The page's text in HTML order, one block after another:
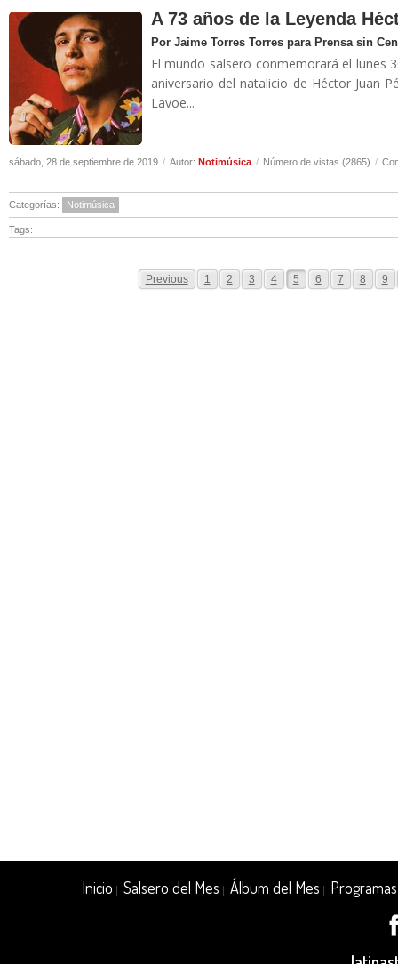
A 73 años de la Leyenda
Por Jaime Torres Torres para Prensa sin
El mundo salsero conmemorará el lunes
aniversario del natalicio de Héctor Juan
Lavoe...
sábado, 28 de septiembre de 2019 / Autor: Notimúsica / Número de vistas (2865) /
Categorías: Notimúsica
Tags:
Previous 1 2 3 4 5 6 7 8 9
Inicio |Salsero del Mes |Álbum del Mes Programas